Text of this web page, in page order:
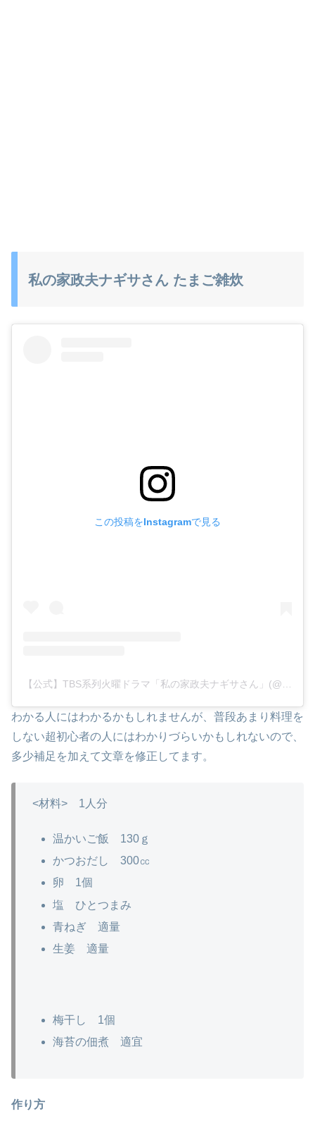
私の家政夫ナギサさん たまご雑炊
この投稿をInstagramで見る
【公式】TBS系列火曜ドラマ「私の家政夫ナギサさん」(@watanagi_tbs)がシェアした投稿
わかる人にはわかるかもしれませんが、普段あまり料理を
しない超初心者の人にはわかりづらいかもしれないので、
多少補足を加えて文章を修正してます。
<材料> 1人分
温かいご飯 130ｇ
かつおだし 300㏄
卵 1個
塩 ひとつまみ
青ねぎ 適量
生姜 適量
梅干し 1個
海苔の佃煮 適宜
作り方